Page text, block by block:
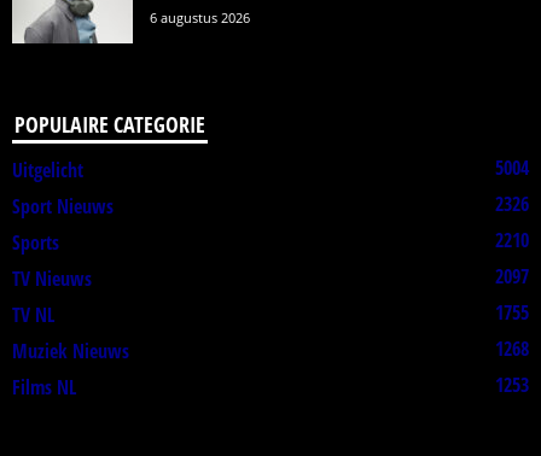
6 augustus 2026
POPULAIRE CATEGORIE
Uitgelicht
5004
Sport Nieuws
2326
Sports
2210
TV Nieuws
2097
TV NL
1755
Muziek Nieuws
1268
Films NL
1253